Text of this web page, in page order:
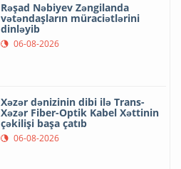
Rəşad Nəbiyev Zəngilanda
vətəndaşların müraciətlərini
dinləyib
06-08-2026
Xəzər dənizinin dibi ilə Trans-
Xəzər Fiber-Optik Kabel Xəttinin
çəkilişi başa çatıb
06-08-2026